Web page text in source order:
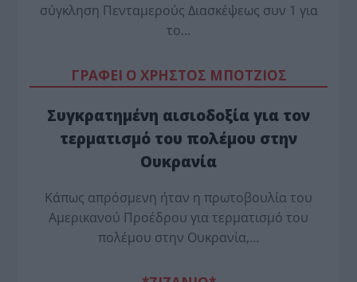
σύγκληση Πενταμερούς Διασκέψεως συν 1 για
το…
ΓΡΑΦΕΙ Ο ΧΡΗΣΤΟΣ ΜΠΟΤΖΙΟΣ
Συγκρατημένη αισιοδοξία για τον
τερματισμό του πολέμου στην
Ουκρανία
Κάπως απρόσμενη ήταν η πρωτοβουλία του
Αμερικανού Προέδρου για τερματισμό του
πολέμου στην Ουκρανία,…